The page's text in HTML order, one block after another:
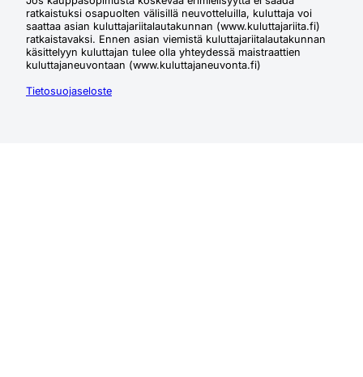
ratkaistuksi osapuolten välisillä neuvotteluilla, kuluttaja voi
saattaa asian kuluttajariitalautakunnan (www.kuluttajariita.fi)
ratkaistavaksi. Ennen asian viemistä kuluttajariitalautakunnan
käsittelyyn kuluttajan tulee olla yhteydessä maistraattien
kuluttajaneuvontaan (www.kuluttajaneuvonta.fi)
Tietosuojaseloste